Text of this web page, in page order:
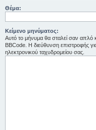
Θέμα:
Κείμενο μηνύματος:
Αυτό το μήνυμα θα σταλεί σαν απλό
BBCode. Η διεύθυνση επιστροφής
ηλεκτρονικού ταχυδρομείου σας.